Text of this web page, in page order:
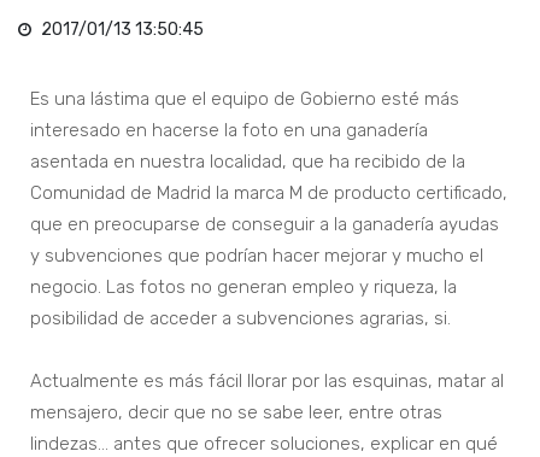
2017/01/13 13:50:45
Es una lástima que el equipo de Gobierno esté más
interesado en hacerse la foto en una ganadería
asentada en nuestra localidad, que ha recibido de la
Comunidad de Madrid la marca M de producto certificado,
que en preocuparse de conseguir a la ganadería ayudas
y subvenciones que podrían hacer mejorar y mucho el
negocio. Las fotos no generan empleo y riqueza, la
posibilidad de acceder a subvenciones agrarias, si.
Actualmente es más fácil llorar por las esquinas, matar al
mensajero, decir que no se sabe leer, entre otras
lindezas… antes que ofrecer soluciones, explicar en qué